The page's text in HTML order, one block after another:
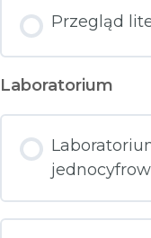
Przegląd
Laboratorium